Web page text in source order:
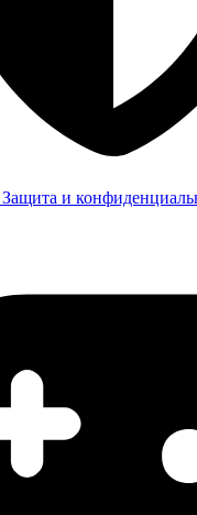
Защита и